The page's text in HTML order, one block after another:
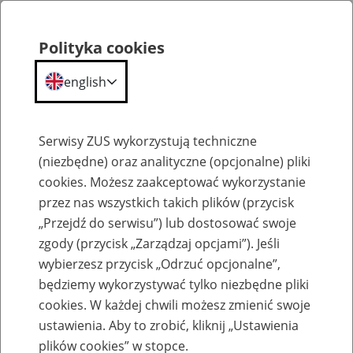
Szkolenia
Zaproś ZUS do siebie: Aktywni 50+
Polityka cookies
english
Serwisy ZUS wykorzystują techniczne
(niezbędne) oraz analityczne (opcjonalne) pliki
cookies. Możesz zaakceptować wykorzystanie
przez nas wszystkich takich plików (przycisk
„Przejdź do serwisu”) lub dostosować swoje
zgody (przycisk „Zarządzaj opcjami”). Jeśli
wybierzesz przycisk „Odrzuć opcjonalne”,
będziemy wykorzystywać tylko niezbędne pliki
cookies. W każdej chwili możesz zmienić swoje
ustawienia. Aby to zrobić, kliknij „Ustawienia
plików cookies” w stopce.